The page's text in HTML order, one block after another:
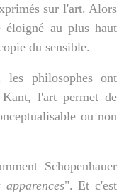
sur l'art. Alors
éloigné au plus haut
du sensible.
philosophes ont
l'art permet de
ou non
Schopenhauer
". Et c'est